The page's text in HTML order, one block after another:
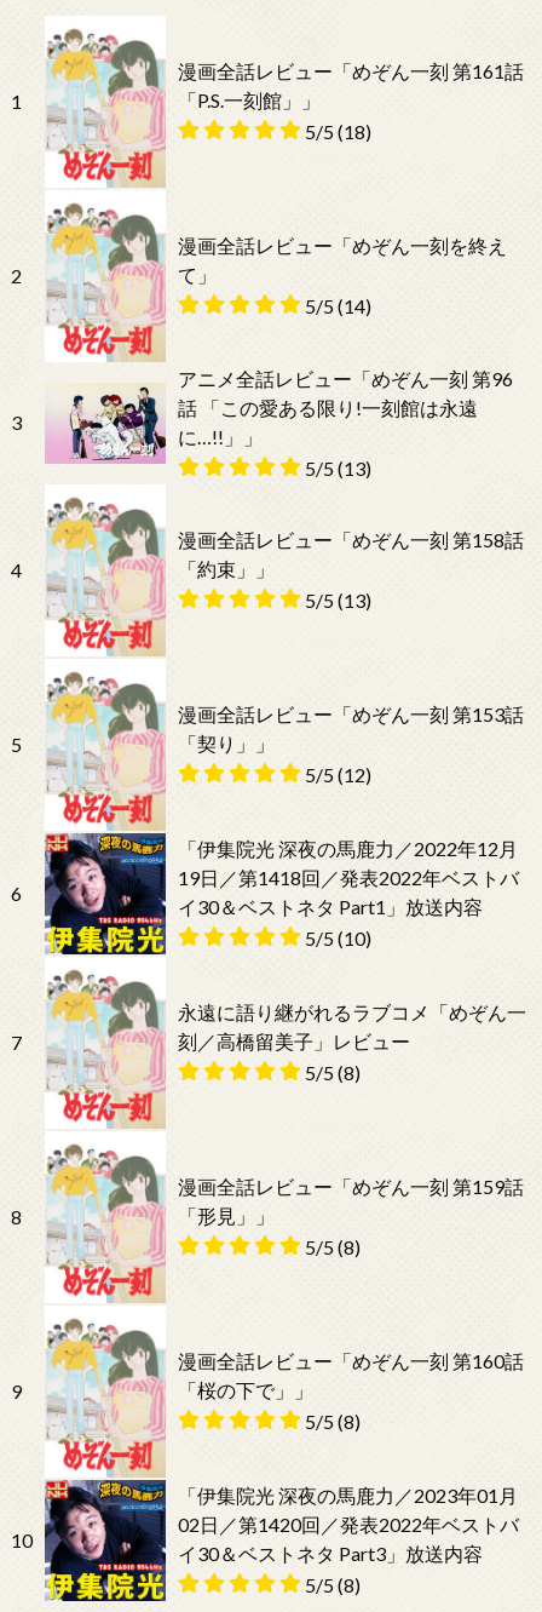
1
漫画全話レビュー「めぞん一刻 第161話
「P.S.一刻館」」
5/5(18)
2
漫画全話レビュー「めぞん一刻を終え
て」
5/5(14)
3
アニメ全話レビュー「めぞん一刻 第96
話 「この愛ある限り!一刻館は永遠
に…!!」」
5/5(13)
4
漫画全話レビュー「めぞん一刻 第158話
「約束」」
5/5(13)
5
漫画全話レビュー「めぞん一刻 第153話
「契り」」
5/5(12)
6
「伊集院光 深夜の馬鹿力／2022年12月
19日／第1418回／発表2022年ベストバ
イ30＆ベストネタ Part1」放送内容
5/5(10)
7
永遠に語り継がれるラブコメ「めぞん一
刻／高橋留美子」レビュー
5/5(8)
8
漫画全話レビュー「めぞん一刻 第159話
「形見」」
5/5(8)
9
漫画全話レビュー「めぞん一刻 第160話
「桜の下で」」
5/5(8)
10
「伊集院光 深夜の馬鹿力／2023年01月
02日／第1420回／発表2022年ベストバ
イ30＆ベストネタ Part3」放送内容
5/5(8)